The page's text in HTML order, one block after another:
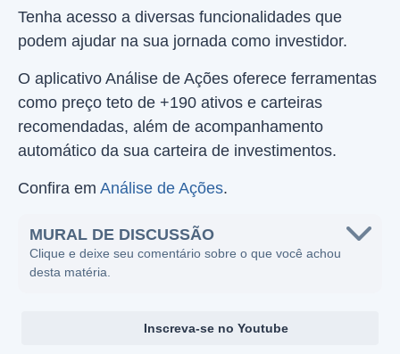
Tenha acesso a diversas funcionalidades que
podem ajudar na sua jornada como investidor.
O aplicativo Análise de Ações oferece ferramentas
como preço teto de +190 ativos e carteiras
recomendadas, além de acompanhamento
automático da sua carteira de investimentos.
Confira em Análise de Ações.
MURAL DE DISCUSSÃO
Clique e deixe seu comentário sobre o que você achou
desta matéria.
Inscreva-se no Youtube